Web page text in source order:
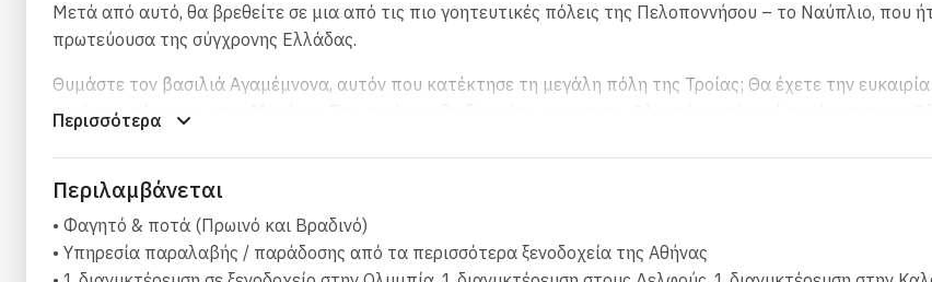
Μετά από αυτό, θα βρεθείτε σε μια από τις πιο γοητευτικές πόλεις της Πελοποννήσου – το Ναύπλιο, που
πρωτεύουσα της σύγχρονης Ελλάδας.
Θυμάστε τον βασιλιά Αγαμέμνονα, αυτόν που κατέκτησε τη μεγάλη πόλη της Τροίας; Θα έχετε την ευκαιρία
τεράστιο τάφο του στις Μυκήνες. Στη συνέχεια θα ξεκινήσουμε για την Ολυμπία, από εκεί προέρχονται οι
Η επόμενη στάση μας θα είναι στους Δελφούς, που θεωρούνταν το κέντρο του κόσμου.
Τα Μετέωρα είναι το κερασάκι στην τούρτα της περιοδείας μας. Το πραγματικό γεωλογικό θαύμα, οι
που φτάνουν σε ύψη άνω των 600 μέτρων και τα εντυπωσιακά τοπία σχηματίστηκαν πριν από εκατομμύρια
Περισσότερα
Περιλαμβάνεται
• Φαγητό & ποτά (Πρωινό και Βραδινό)
• Υπηρεσία παραλαβής / παράδοσης από τα περισσότερα ξενοδοχεία της Αθήνας